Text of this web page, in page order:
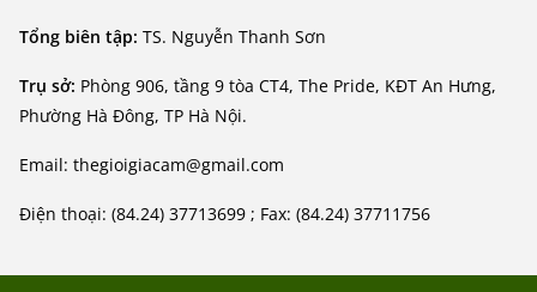
Tổng biên tập: TS. Nguyễn Thanh Sơn
Trụ sở: Phòng 906, tầng 9 tòa CT4, The Pride, KĐT An Hưng,
Phường Hà Đông, TP Hà Nội.
Email: thegioigiacam@gmail.com
Điện thoại: (84.24) 37713699 ; Fax: (84.24) 37711756